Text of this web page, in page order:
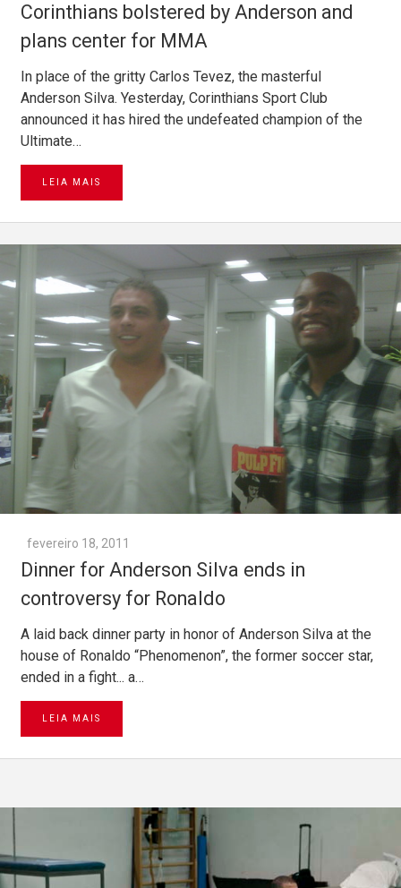
Corinthians bolstered by Anderson and
plans center for MMA
In place of the gritty Carlos Tevez, the masterful
Anderson Silva. Yesterday, Corinthians Sport Club
announced it has hired the undefeated champion of the
Ultimate…
LEIA MAIS
fevereiro 18, 2011
Dinner for Anderson Silva ends in
controversy for Ronaldo
A laid back dinner party in honor of Anderson Silva at the
house of Ronaldo “Phenomenon”, the former soccer star,
ended in a fight... a…
LEIA MAIS